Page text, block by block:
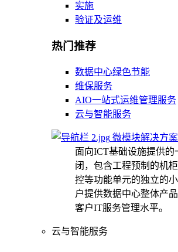
实施
验证及运维
热门推荐
数据中心绿色节能
维保服务
AIO一站式运维管理服务
云与智能服务
微模块解决方案
面向ICT基础设施提供的
闭，包含工程预制的机
控等功能单元的独立的
户提供数据中心整体产
客户IT服务管理水平。
云与智能服务